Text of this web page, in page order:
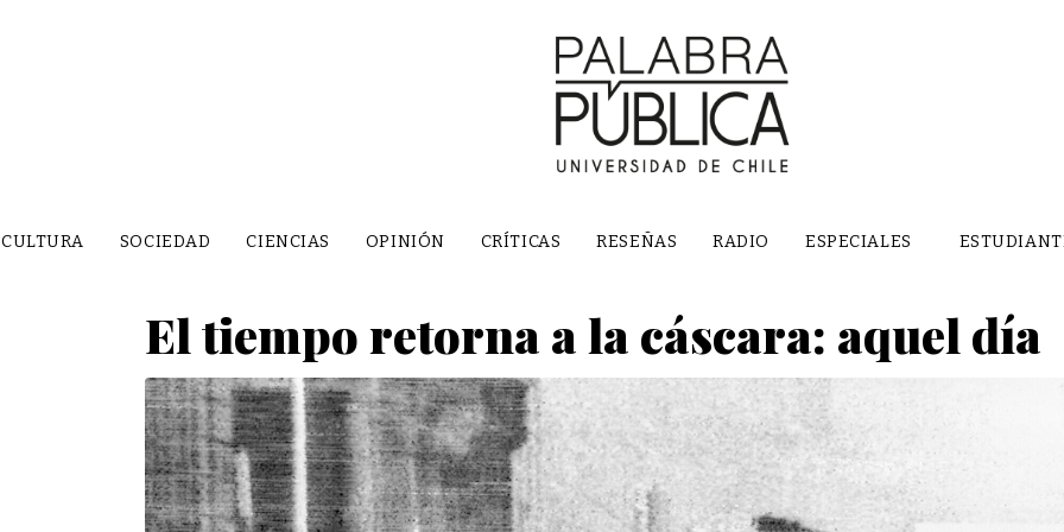
CULTURA SOCIEDAD CIENCIAS OPINIÓN CRÍTICAS RESEÑAS RADIO ESPECIALES
El tiempo retorna a la cáscara: aquel día